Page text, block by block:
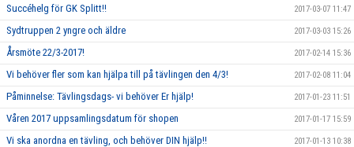
Succéhelg för GK Splitt!! 2017-03-07 11:47
Sydtruppen 2 yngre och äldre 2017-03-03 15:26
Årsmöte 22/3-2017! 2017-02-14 15:36
Vi behöver fler som kan hjälpa till på tävlingen den 4/3! 2017-02-08 11:04
Påminnelse: Tävlingsdags- vi behöver Er hjälp! 2017-01-23 11:51
Våren 2017 uppsamlingsdatum för shopen 2017-01-17 15:59
Vi ska anordna en tävling, och behöver DIN hjälp!! 2017-01-13 10:38